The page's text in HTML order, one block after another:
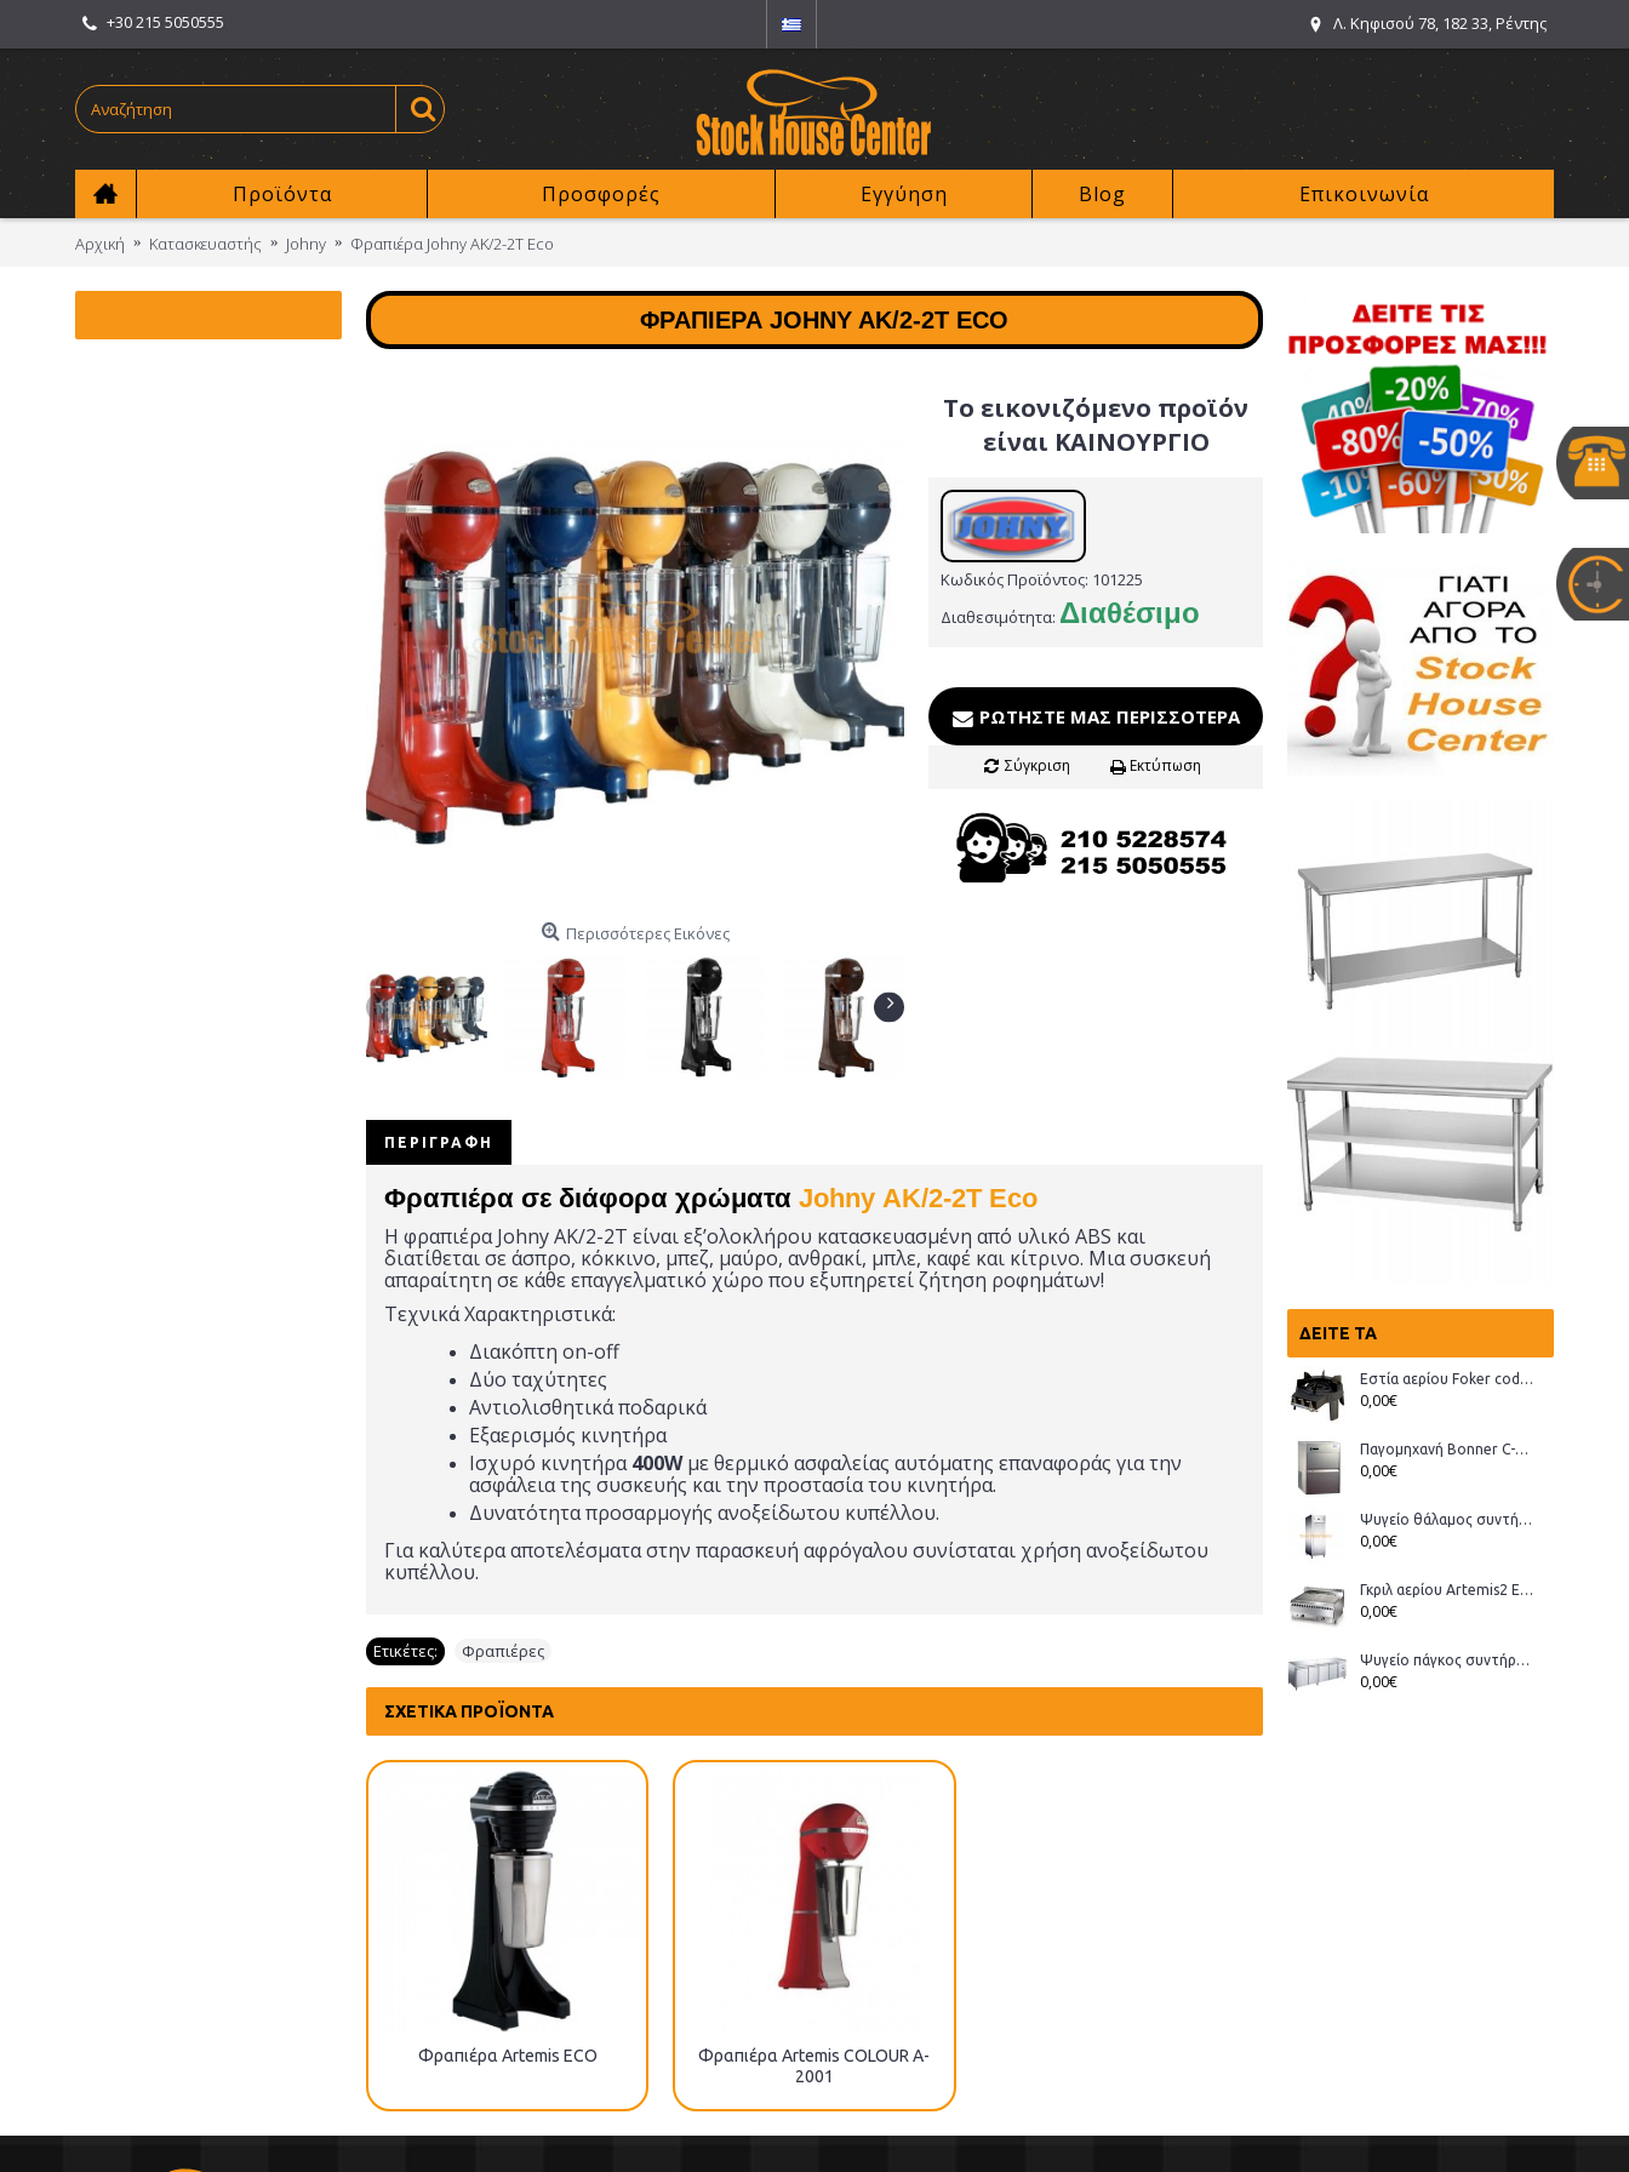
+30 215 5050555 Λ. Κηφισού 78, 182 33, Ρέντης
Προϊόντα Προσφορές Εγγύηση Blog Επικοινωνία
Αρχική Κατασκευαστής Johny Φραπιέρα Johny AK/2-2T Eco
ΔΕΊΤΕ ΤΑ
Εστία αερίου Foker cod.03200 Wok
0,00€
Παγομηχανή Bonner C-70, Ανάδευσης (παγάκι με τρύπα)
0,00€
Ψυγείο θάλαμος συντήρηση Bonner GMT-70
0,00€
Γκριλ αερίου Artemis2 ECO
0,00€
Ψυγείο πάγκος συντήρηση Bonner GM-400 διάστ.223x70x86cm
0,00€
ΦΡΑΠΙΈΡΑ JOHNY AK/2-2T ECO
Περισσότερες Εικόνες
Το εικονιζόμενο προϊόν
είναι ΚΑΙΝΟΥΡΓΙΟ
Κωδικός Προϊόντος: 101225
Διαθεσιμότητα: Διαθέσιμο
ΡΩΤΉΣΤΕ ΜΑΣ ΠΕΡΙΣΣΌΤΕΡΑ
Σύγκριση Εκτύπωση
ΠΕΡΙΓΡΑΦΉ
Φραπιέρα σε διάφορα χρώματα Johny ΑΚ/2-2Τ Eco
Η φραπιέρα Johny ΑΚ/2-2Τ είναι εξ’ολοκλήρου κατασκευασμένη από υλικό ABS και
διατίθεται σε άσπρο, κόκκινο, μπεζ, μαύρο, ανθρακί, μπλε, καφέ και κίτρινο. Μια συσκευή
απαραίτητη σε κάθε επαγγελματικό χώρο που εξυπηρετεί ζήτηση ροφημάτων!
Τεχνικά Χαρακτηριστικά:
Διακόπτη on-off
Δύο ταχύτητες
Αντιολισθητικά ποδαρικά
Εξαερισμός κινητήρα
Ισχυρό κινητήρα400Wμε θερμικό ασφαλείας αυτόματης επαναφοράς για την
ασφάλεια της συσκευής και την προστασία του κινητήρα.
Δυνατότητα προσαρμογής ανοξείδωτου κυπέλλου.
Για καλύτερα αποτελέσματα στην παρασκευή αφρόγαλου συνίσταται χρήση ανοξείδωτου
κυπέλλου.
Ετικέτες: Φραπιέρες
ΣΧΕΤΙΚΆ ΠΡΟΪΌΝΤΑ
Φραπιέρα Artemis ECO
Φραπιέρα Artemis COLOUR A-
2001